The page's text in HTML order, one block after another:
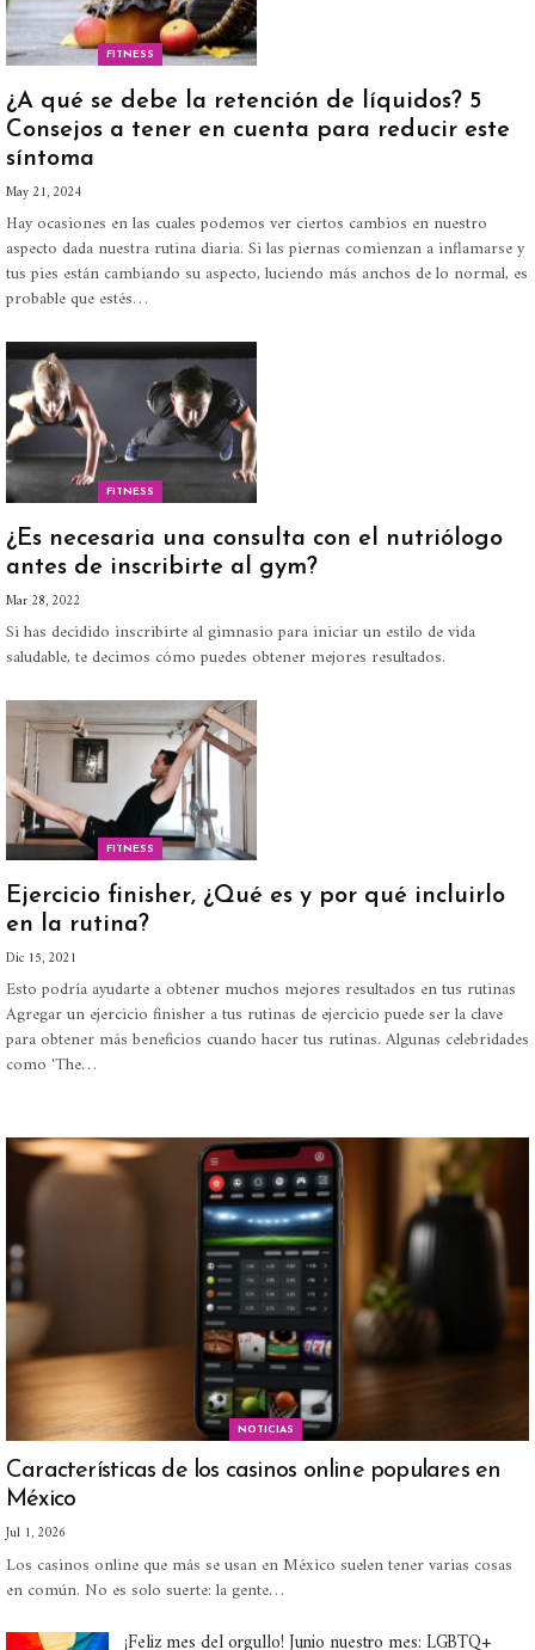
FITNESS
¿A qué se debe la retención de líquidos? 5
Consejos a tener en cuenta para reducir este
síntoma
May 21, 2024
Hay ocasiones en las cuales podemos ver ciertos cambios en nuestro
aspecto dada nuestra rutina diaria. Si las piernas comienzan a inflamarse y
tus pies están cambiando su aspecto, luciendo más anchos de lo normal, es
probable que estés…
FITNESS
¿Es necesaria una consulta con el nutriólogo
antes de inscribirte al gym?
Mar 28, 2022
Si has decidido inscribirte al gimnasio para iniciar un estilo de vida
saludable, te decimos cómo puedes obtener mejores resultados.
FITNESS
Ejercicio finisher, ¿Qué es y por qué incluirlo
en la rutina?
Dic 15, 2021
Esto podría ayudarte a obtener muchos mejores resultados en tus rutinas
Agregar un ejercicio finisher a tus rutinas de ejercicio puede ser la clave
para obtener más beneficios cuando hacer tus rutinas. Algunas celebridades
como 'The…
NOTICIAS
Características de los casinos online populares en
México
Jul 1, 2026
Los casinos online que más se usan en México suelen tener varias cosas
en común. No es solo suerte: la gente…
¡Feliz mes del orgullo! Junio nuestro mes: LGBTQ+